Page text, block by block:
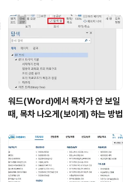
워드(Word)에서 목차가 안 보일
때, 목차 나오게(보이게) 하는 방법